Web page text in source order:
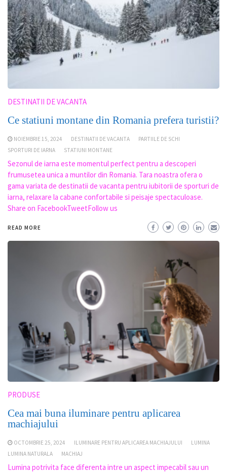
DESTINATII DE VACANTA
Ce statiuni montane din Romania prefera turistii?
NOIEMBRIE 15, 2024 DESTINATII DE VACANTA
PARTIILE DE SCHI
SPORTURI DE IARNA
STATIUNI MONTANE
Sezonul de iarna este momentul perfect pentru a descoperi
frumusetea unica a muntilor din Romania. Tara noastra ofera o
gama variata de destinatii de vacanta pentru iubitorii de sporturi de
iarna, relaxare la cabane confortabile si peisaje spectaculoase.
Share on FacebookTweetFollow us
READ MORE
PRODUSE
Cea mai buna iluminare pentru aplicarea
machiajului
OCTOMBRIE 25, 2024 ILUMINARE PENTRU APLICAREA MACHIAJULUI
LUMINA
LUMINA NATURALA
MACHIAJ
Lumina potrivita face diferenta intre un aspect impecabil sau un